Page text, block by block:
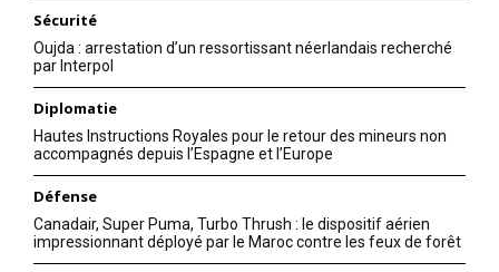
S'ABONNER MAINTENANT
Sécurité
Oujda : arrestation d’un ressortissant néerlandais recherché
par Interpol
Diplomatie
Hautes Instructions Royales pour le retour des mineurs non
accompagnés depuis l’Espagne et l’Europe
Défense
Canadair, Super Puma, Turbo Thrush : le dispositif aérien
impressionnant déployé par le Maroc contre les feux de forêt